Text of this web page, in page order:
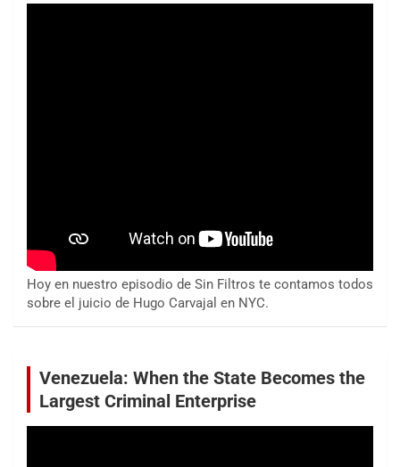
Hoy en nuestro episodio de Sin Filtros te contamos todos
sobre el juicio de Hugo Carvajal en NYC.
Venezuela: When the State Becomes the
Largest Criminal Enterprise